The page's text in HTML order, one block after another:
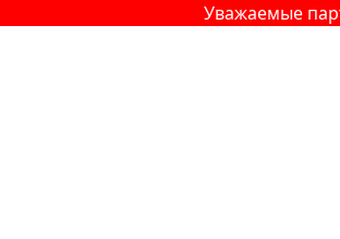
Уважаемые